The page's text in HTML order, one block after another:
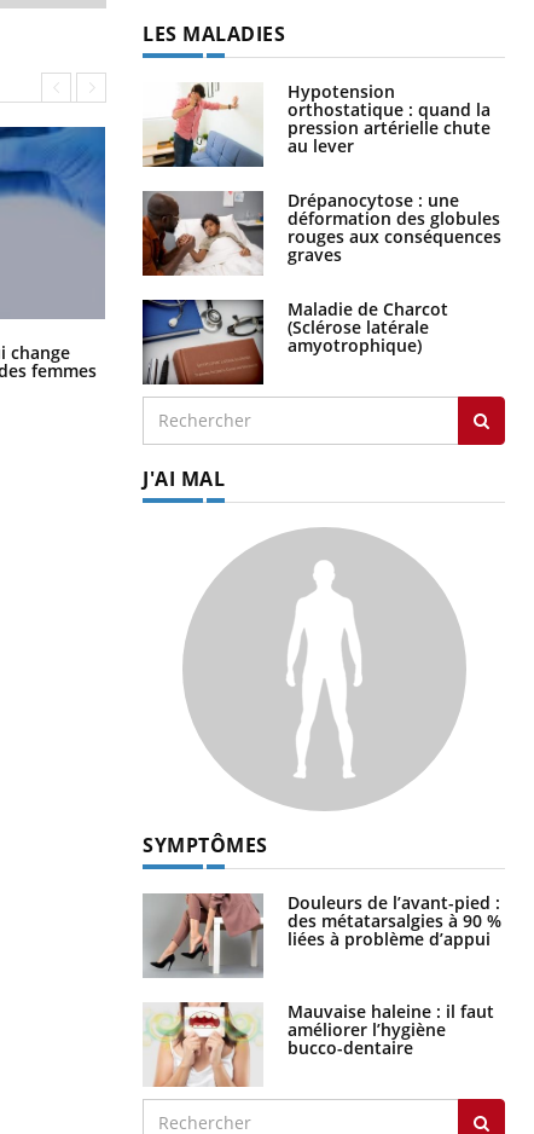
change
femmes
La sieste empêche-t-elle de dormir
la nuit ?
LES MALADIES
Hypotension
orthostatique : quand la
pression artérielle chute
au lever
Drépanocytose : une
déformation des globules
rouges aux conséquences
graves
Maladie de Charcot
(Sclérose latérale
amyotrophique)
J'AI MAL
SYMPTÔMES
Douleurs de l’avant-pied :
des métatarsalgies à 90 %
liées à problème d’appui
Mauvaise haleine : il faut
améliorer l’hygiène
bucco-dentaire